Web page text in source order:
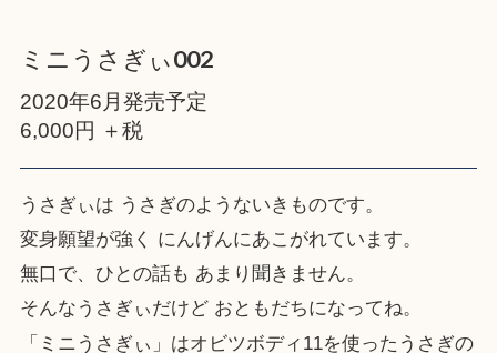
ミニうさぎぃ002
2020年6月発売予定
6,000円 ＋税
うさぎぃは うさぎのようないきものです。
変身願望が強く にんげんにあこがれています。
無口で、ひとの話も あまり聞きません。
そんなうさぎぃだけど おともだちになってね。
「ミニうさぎぃ」はオビツボディ11を使ったうさぎの